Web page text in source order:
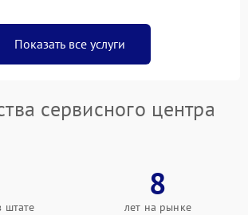
Показать все услуги
сервисного центра
штате
8
лет на рынке